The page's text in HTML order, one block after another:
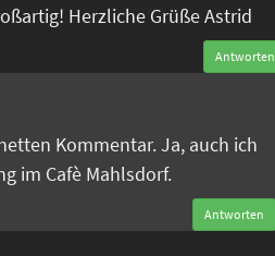
Herzliche Grüße Astrid
Antworten
Kommentar. Ja, auch ich
im Cafè Mahlsdorf.
Antworten